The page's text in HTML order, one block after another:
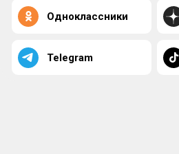
Одноклассники
Telegram